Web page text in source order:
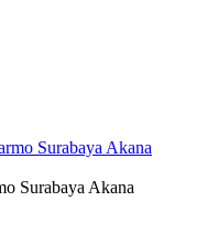
Surabaya Akana